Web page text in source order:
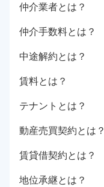
仲介業者とは？
仲介手数料とは？
中途解約とは？
賃料とは？
テナントとは？
動産売買契約とは？
賃貸借契約とは？
地位承継とは？